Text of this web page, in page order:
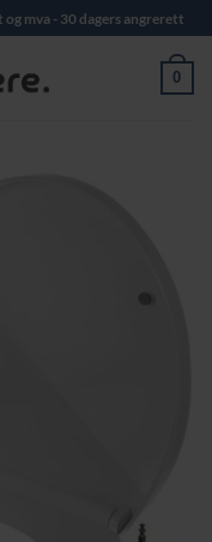
mva - 30 dagers angrerett
0